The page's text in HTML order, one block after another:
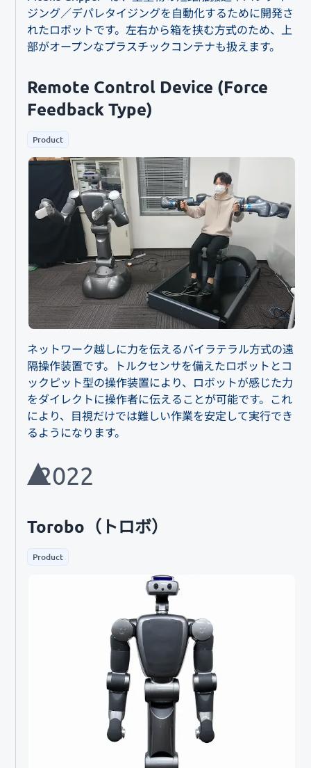
ジング／デパレタイジングを自動化するために開発さ
れたロボットです。左右から箱を挟む方式のため、上
部がオープンなプラスチックコンテナも扱えます。
Remote Control Device (Force
Feedback Type)
Product
ネットワーク越しに力を伝えるバイラテラル方式の遠
隔操作装置です。トルクセンサを備えたロボットとコ
ックピット型の操作装置により、ロボットが感じた力
をダイレクトに操作者に伝えることが可能です。これ
により、目視だけでは難しい作業を安定して実行でき
るようになります。
2022
Torobo（トロボ）
Product